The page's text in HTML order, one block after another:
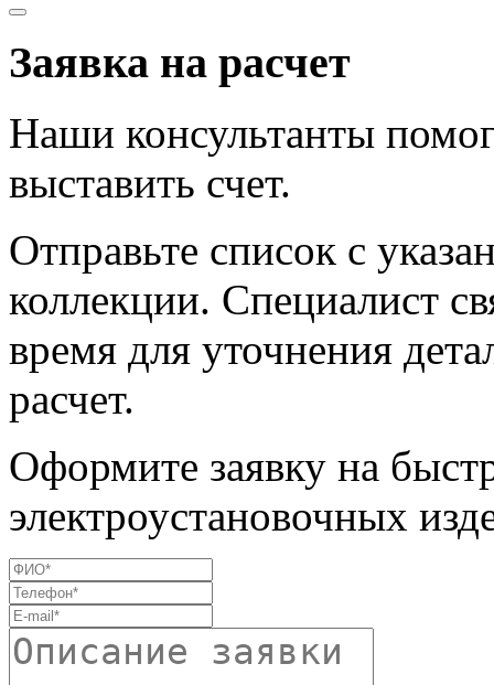
Заявка на расчет
Наши консультанты
выставить счет.
Отправьте список с
коллекции. Специалист
время для уточнения
расчет.
Оформите заявку на
электроустановочных